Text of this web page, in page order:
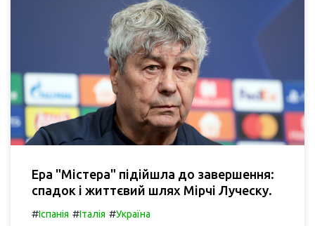
Ера "Містера" підійшла до завершення:
спадок і життєвий шлях Мірчі Луческу.
#Іспанія #Італія #Україна